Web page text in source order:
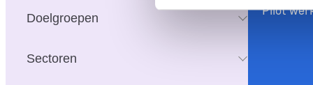
Doelgroepen
Sectoren
Pilot